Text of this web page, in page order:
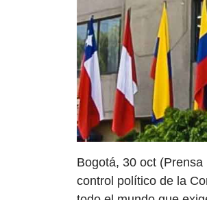
Bogotá, 30 oct
control político de la